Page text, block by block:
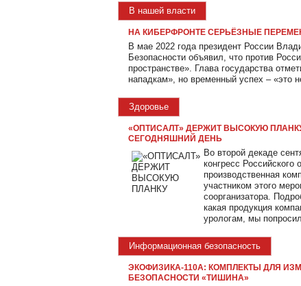
В нашей власти
НА КИБЕРФРОНТЕ СЕРЬЁЗНЫЕ
В мае 2022 года президент России
Безопасности объявил, что против
пространстве». Глава государства
нападкам», но временный успех – «это
Здоровье
«ОПТИСАЛТ» ДЕРЖИТ ВЫСОКУЮ
СЕГОДНЯШНИЙ ДЕНЬ
Во второй декаде
конгресс
производственная
участником этого
соорганизатора.
какая продукция
урологам, мы
Информационная безопасность
ЭКОФИЗИКА-110А: КОМПЛЕКТЫ ДЛЯ
БЕЗОПАСНОСТИ «ТИШИНА»